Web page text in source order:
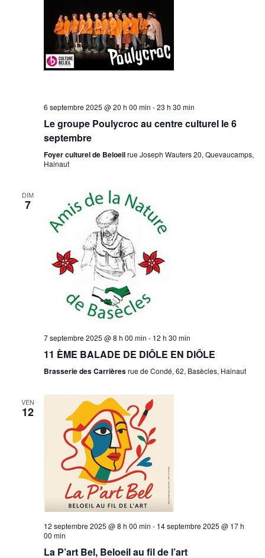
6 septembre 2025 @ 20 h 00 min -23 h 30 min
Le groupe Poulycroc au centre culturel le 6
septembre
Foyer culturel de Beloeilrue Joseph Wauters 20, Quevaucamps,
Hainaut
DIM
7
7 septembre 2025 @ 8 h 00 min - 12 h 30 min
11 ÈME BALADE DE DIÔLE EN DIÔLE
Brasserie des Carrièresrue de Condé, 62, Basècles, Hainaut
VEN
12
12 septembre 2025 @ 8 h 00 min - 14 septembre 2025 @ 17 h
00 min
La P’art Bel, Beloeil au fil de l’art